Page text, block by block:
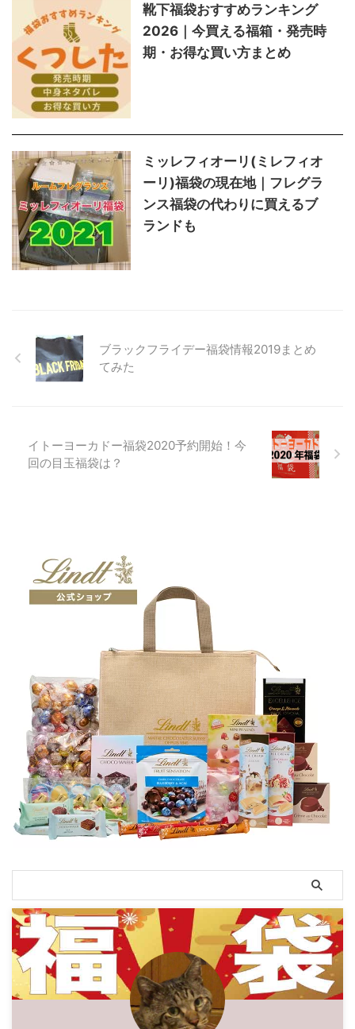
靴下福袋おすすめランキング
2026｜今買える福箱・発売時
期・お得な買い方まとめ
ミッレフィオーリ(ミレフィオ
ーリ)福袋の現在地｜フレグラ
ンス福袋の代わりに買えるブ
ランドも
ブラックフライデー福袋情報2019まとめ
てみた
イトーヨーカドー福袋2020予約開始！今
回の目玉福袋は？